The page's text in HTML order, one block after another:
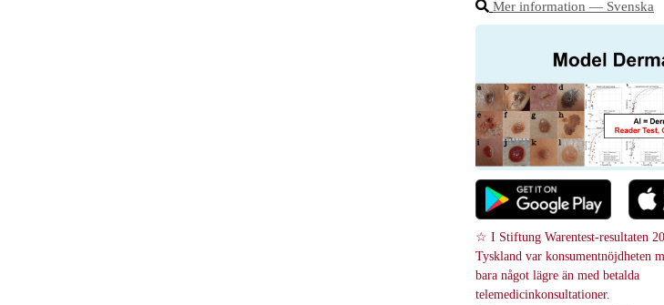
Mer information ― Svenska
☆ I Stiftung Warentest-resultaten
Tyskland var konsumentnöjdheten
bara något lägre än med betalda
telemedicinkonsultationer.